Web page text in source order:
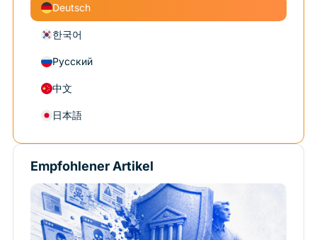
Deutsch
한국어
Русский
中文
日本語
Empfohlener Artikel